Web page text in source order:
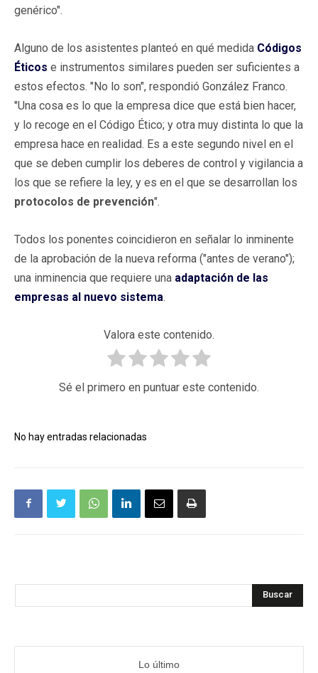
genérico".
Alguno de los asistentes planteó en qué medida Códigos
Éticos e instrumentos similares pueden ser suficientes a
estos efectos. "No lo son", respondió González Franco.
"Una cosa es lo que la empresa dice que está bien hacer,
y lo recoge en el Código Ético; y otra muy distinta lo que la
empresa hace en realidad. Es a este segundo nivel en el
que se deben cumplir los deberes de control y vigilancia a
los que se refiere la ley, y es en el que se desarrollan los
protocolos de prevención".
Todos los ponentes coincidieron en señalar lo inminente
de la aprobación de la nueva reforma ("antes de verano");
una inminencia que requiere una adaptación de las
empresas al nuevo sistema.
Valora este contenido.
Sé el primero en puntuar este contenido.
No hay entradas relacionadas
Buscar
Lo último